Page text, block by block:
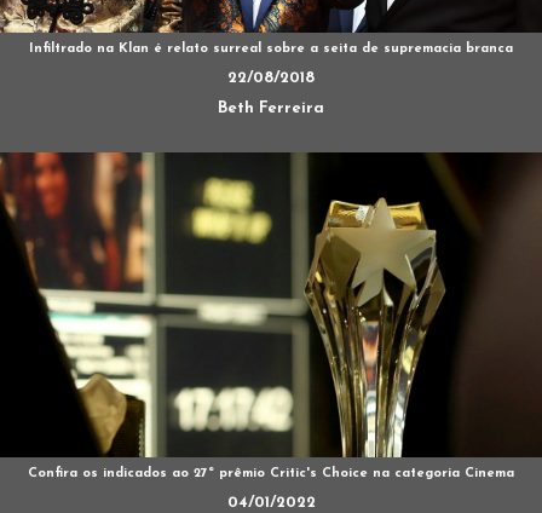
Infiltrado na Klan é relato surreal sobre a seita de supremacia branca
22/08/2018
Beth Ferreira
Confira os indicados ao 27º prêmio Critic's Choice na categoria Cinema
04/01/2022